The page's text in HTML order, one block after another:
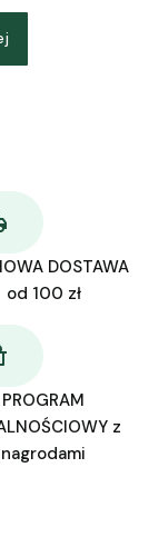
DOSTAWA
od 100 zł
PROGRAM
z
nagrodami